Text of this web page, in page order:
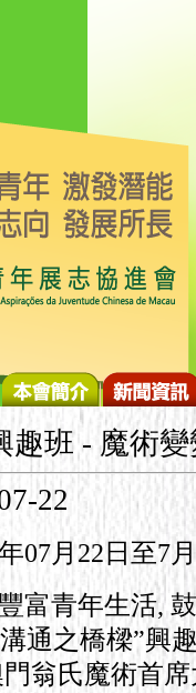
趣班 - 魔術
22
07月22 日至7月
富青年生活,
溝通之橋樑”興
翁氏魔術首